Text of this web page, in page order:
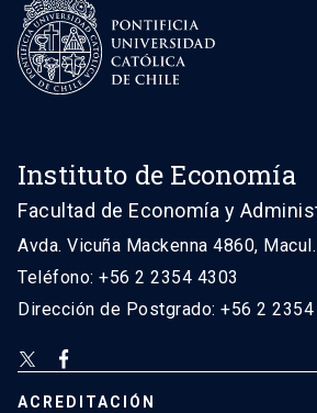
Instituto de Economía
Facultad de Economía y
Avda. Vicuña Mackenna 4860,
Teléfono: +56 2 2354 4303
Dirección de Postgrado: +56 2 2354
ACREDITACIÓN